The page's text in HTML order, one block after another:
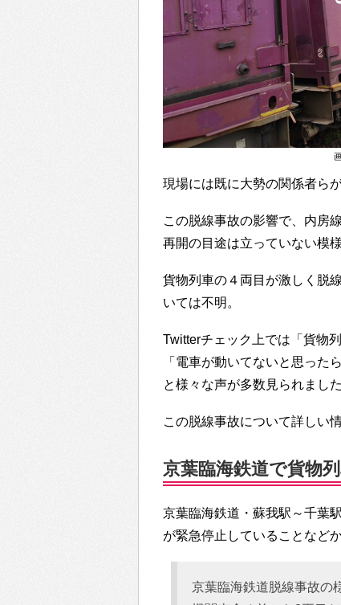
現場には既に大勢の関係者ら
この脱線事故の影響で、内房
再開の目途は立っていない模様
貨物列車の４両目が激しく脱
いては不明。
Twitterチェック上では「貨物
「電車が動いてないと思った
と様々な声が多数見られました
この脱線事故について詳しい
京葉臨海鉄道で貨物
京葉臨海鉄道・蘇我駅～千葉
が緊急停止していることなど
京葉臨海鉄道脱線事故の